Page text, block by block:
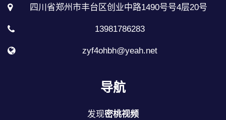
四川省郑州市丰台区创业中路1490号号4层20号
13981786283
zyf4ohbh@yeah.net
导航
发现密桃视频